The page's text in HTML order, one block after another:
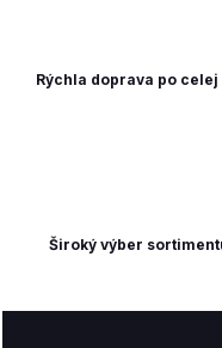
Rýchla doprava po celej
Široký výber